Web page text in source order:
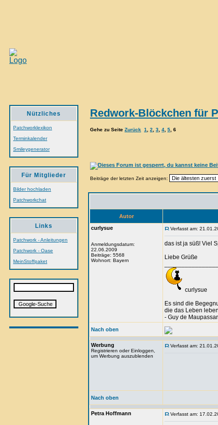
Nützliches
Patchworklexikon
Terminkalender
Smileygenerator
Für Mitglieder
Bilder hochladen
Patchworkchat
Links
Patchwork - Anleitungen
Patchwork - Oase
MeinStoffpaket
Redwork-Blöckchen für
Gehe zu Seite Zurück 1 2 3 4 5 6
Beiträge der letzten Zeit anzeigen:
Autor
curlysue
Anmeldungsdatum:
22.06.2009
Beiträge: 5568
Wohnort: Bayern
Verfasst am:
das ist ja süß! Viel
Liebe Grüße
curlysue
Es sind die
die das Leben
- Guy de
Nach oben
Werbung
Registrieren oder Einloggen,
um Werbung auszublenden
Verfasst am:
Nach oben
Petra Hoffmann Verfasst am: